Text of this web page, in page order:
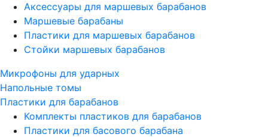
Аксессуары для маршевых барабанов
Маршевые барабаны
Пластики для маршевых барабанов
Стойки маршевых барабанов
Микрофоны для ударных
Напольные томы
Пластики для барабанов
Комплекты пластиков для барабанов
Пластики для басового барабана